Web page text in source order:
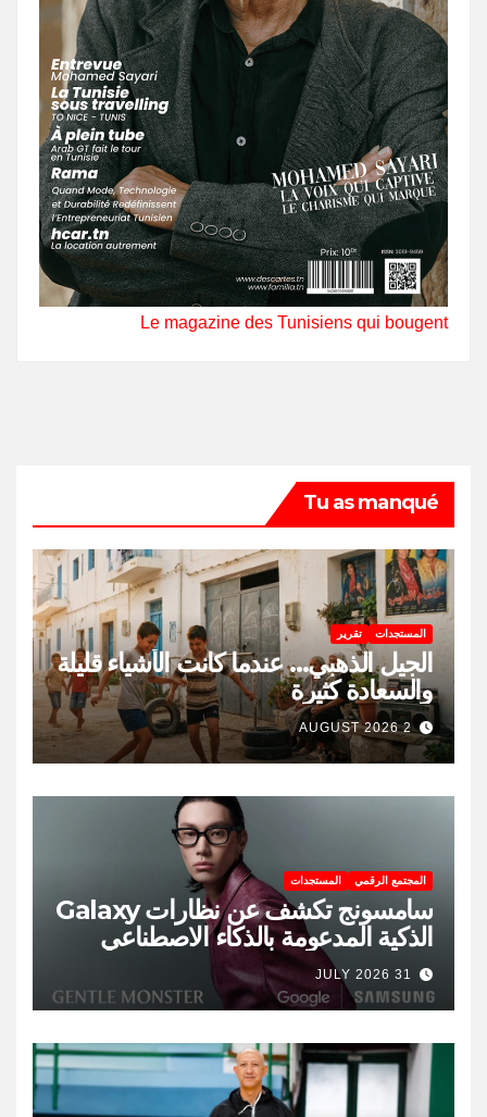
Le magazine des Tunisiens qui bougent
Tu as manqué
المستجدات تقرير
الجيل الذهبي… عندما كانت الأشياء قليلة
والسعادة كثيرة
2 AUGUST 2026
المجتمع الرقمي المستجدات
سامسونج تكشف عن نظارات Galaxy
الذكية المدعومة بالذكاء الاصطناعي
31 JULY 2026